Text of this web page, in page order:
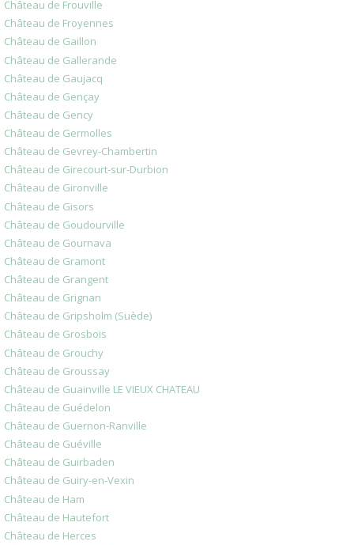
Château de Frouville
Château de Froyennes
Château de Gaillon
Château de Gallerande
Château de Gaujacq
Château de Gençay
Château de Gency
Château de Germolles
Château de Gevrey-Chambertin
Château de Girecourt-sur-Durbion
Château de Gironville
Château de Gisors
Château de Goudourville
Château de Gournava
Château de Gramont
Château de Grangent
Château de Grignan
Château de Gripsholm (Suède)
Château de Grosbois
Château de Grouchy
Château de Groussay
Château de Guainville LE VIEUX CHATEAU
Château de Guédelon
Château de Guernon-Ranville
Château de Guéville
Château de Guirbaden
Château de Guiry-en-Vexin
Château de Ham
Château de Hautefort
Château de Herces